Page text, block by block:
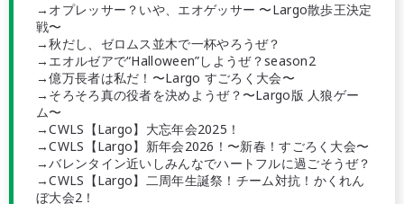
→オプレッサー？いや、エオゲッサー 〜Largo散歩王決定
戦〜
→秋だし、ゼロムス並木で一杯やろうぜ？
→エオルゼアで“Halloween”しようぜ？season2
→億万長者は私だ！〜Largo すごろく大会〜
→そろそろ真の役者を決めようぜ？〜Largo版 人狼ゲー
ム〜
→CWLS【Largo】大忘年会2025！
→CWLS【Largo】新年会2026！〜新春！すごろく大会〜
→バレンタイン近いしみんなでハートフルに過ごそうぜ？
→CWLS【Largo】二周年生誕祭！チーム対抗！かくれん
ぼ大会2！